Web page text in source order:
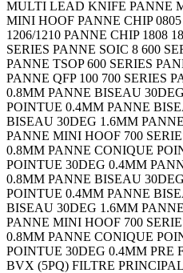
MULTI LEAD KNIFE PANNE
MINI HOOF PANNE CHIP
1206/1210 PANNE CHIP 1808
SERIES PANNE SOIC 8 600
PANNE TSOP 600 SERIES
PANNE QFP 100 700 SERIES
0.8MM PANNE BISEAU
POINTUE 0.4MM PANNE
BISEAU 30DEG 1.6MM
PANNE MINI HOOF 700
0.8MM PANNE CONIQUE
POINTUE 30DEG 0.4MM
0.8MM PANNE BISEAU
POINTUE 0.4MM PANNE
BISEAU 30DEG 1.6MM
PANNE MINI HOOF 700
0.8MM PANNE CONIQUE
POINTUE 30DEG 0.4MM PRE
BVX (5PQ) FILTRE